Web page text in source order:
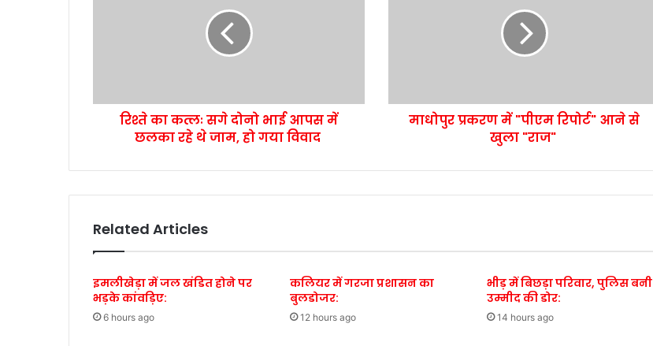
रिश्ते का कत्लः सगे दोनो भाई आपस में
छलका रहे थे जाम, हो गया विवाद
माधोपुर प्रकरण में "पीएम रिपोर्ट" आने से
खुला "राज"
Related Articles
इमलीखेड़ा में जल खंडित होने पर
भड़के कांवड़िए:
6 hours ago
कलियर में गरजा प्रशासन का
बुलडोजर:
12 hours ago
भीड़ में बिछड़ा परिवार, पुलिस बनी
उम्मीद की डोर:
14 hours ago